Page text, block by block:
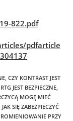
822.pdf
pdfarticle
CZY KONTRAST JEST
JEST BEZPIECZNE
MOGĘ MIEĆ
JAK SIĘ ZABEZPIECZYĆ
PRZY